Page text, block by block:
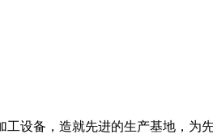
设备，造就先进的生产基地，为